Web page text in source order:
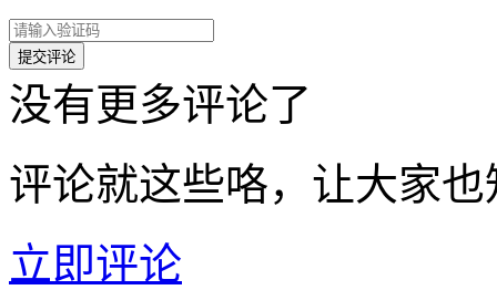
没有更多评论了
评论就这些咯，让大家
立即评论